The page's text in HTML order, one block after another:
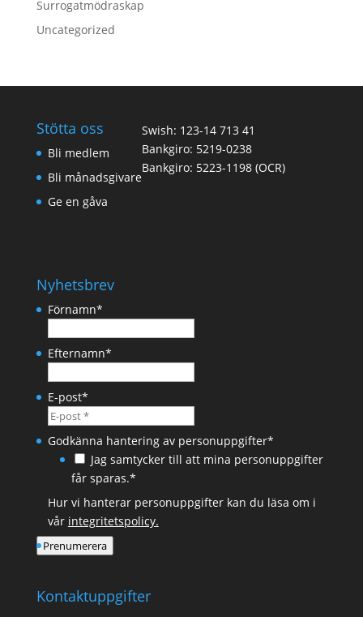
Surrogatmödraskap
Uncategorized
Stötta oss
Bli medlem
Bli månadsgivare
Ge en gåva
Swish: 123-14 713 41
Bankgiro: 5219-0238
Bankgiro: 5223-1198 (OCR)
Nyhetsbrev
Förnamn*
Efternamn*
E-post*
Godkänna hantering av personuppgifter*
Jag samtycker till att mina personuppgifter
får sparas.*
Hur vi hanterar personuppgifter kan du läsa om i
vår integritetspolicy.
Prenumerera
Kontaktuppgifter